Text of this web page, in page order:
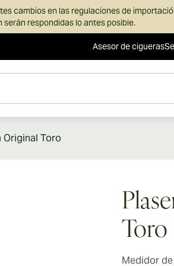
cambios en las regulaciones de
respondidas lo antes posible.
Asesor de cigueras
Original Toro
Toro
Medidor